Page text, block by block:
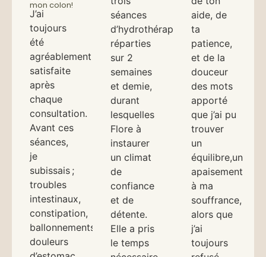
mon colon!
J’ai
toujours
été
agréablement
satisfaite
après
chaque
consultation.
Avant ces
séances,
je
subissais ;
troubles
intestinaux,
constipation,
ballonnements,
douleurs
séances
d’hydrothérapie
réparties
sur 2
semaines
et demie,
durant
lesquelles
Flore à
instaurer
un climat
de
confiance
et de
détente.
Elle a pris
le temps
aide, de
ta
patience,
et de la
douceur
des mots
apporté
que j’ai pu
trouver
un
équilibre,un
apaisement
à ma
souffrance,
alors que
j’ai
toujours